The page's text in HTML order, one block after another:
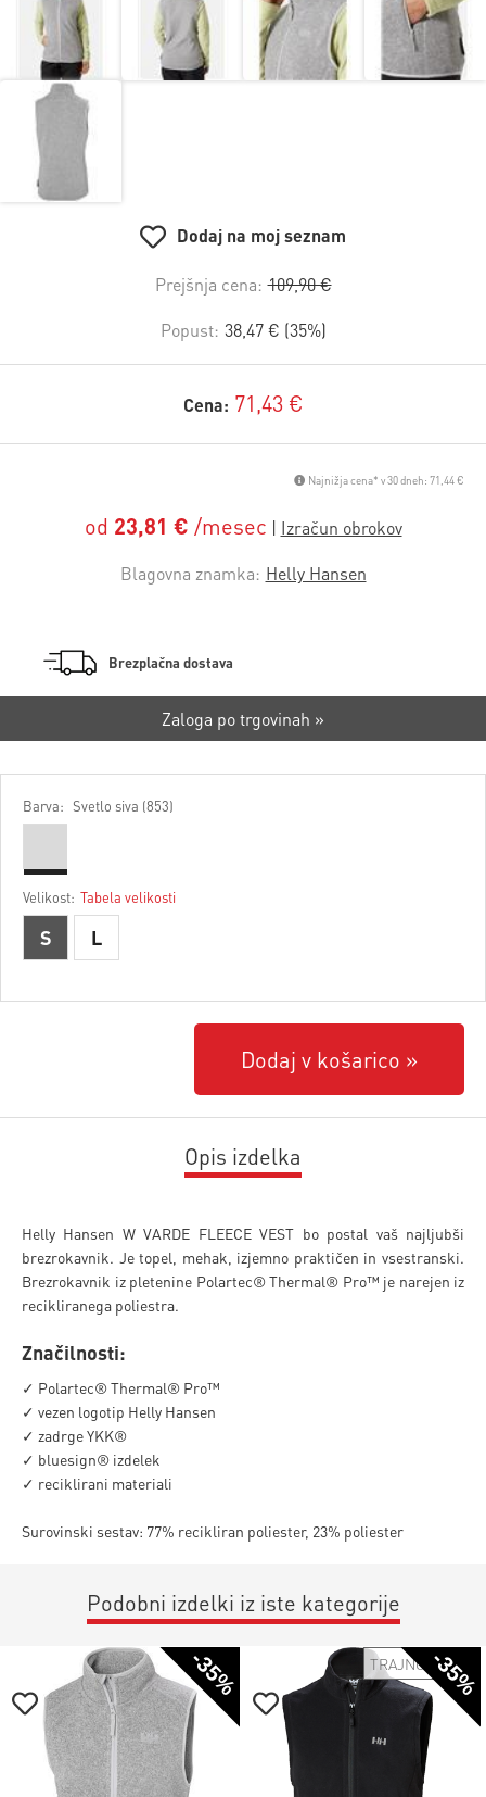
Dodaj na moj seznam
Prejšnja cena: 109,90 €
Popust: 38,47 € (35%)
Cena: 71,43 €
Najnižja cena* v 30 dneh: 71,44 €
od 23,81 € /mesec
Blagovna znamka: Helly Hansen
Brezplačna dostava
Zaloga po trgovinah »
Barva: Svetlo siva (853)
Velikost: Tabela velikosti
S L
Dodaj v košarico
Opis izdelka
Helly Hansen W VARDE FLEECE VEST bo postal vaš najljubši
brezrokavnik. Je topel, mehak, izjemno praktičen in vsestranski.
Brezrokavnik iz pletenine Polartec® Thermal® Pro™ je narejen iz
recikliranega poliestra.
Značilnosti:
✓ Polartec® Thermal® Pro™
✓ vezen logotip Helly Hansen
✓ zadrge YKK®
✓ bluesign® izdelek
✓ reciklirani materiali
Surovinski sestav: 77% recikliran poliester, 23% poliester
Podobni izdelki iz iste kategorije
-35% -35%
TRAJNOSTNO